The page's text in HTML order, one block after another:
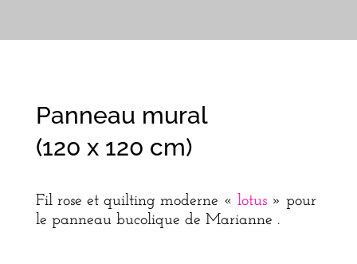
Panneau mural
(120 x 120 cm)
Fil rose et quilting moderne « lotus» pour
le panneau bucolique de Marianne .